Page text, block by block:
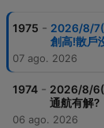
1975 - 2026/8/7(
創高!散戶
07 ago. 2026
1974 - 2026/8/6(
通航有解?
06 ago. 2026